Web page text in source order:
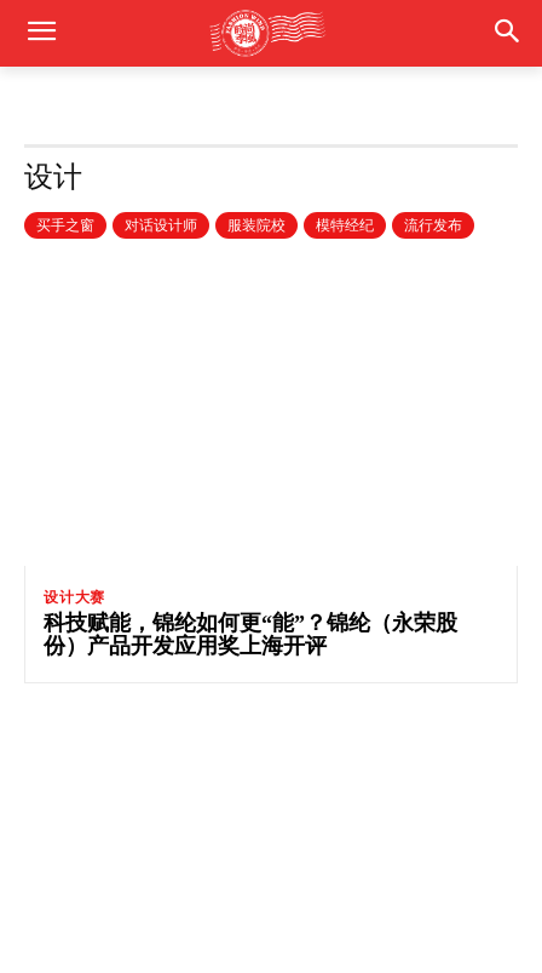
设计
买手之窗 对话设计师 服装院校 模特经纪 流行发布
设计大赛
科技赋能，锦纶如何更“能”？锦纶（永荣股
份）产品开发应用奖上海开评